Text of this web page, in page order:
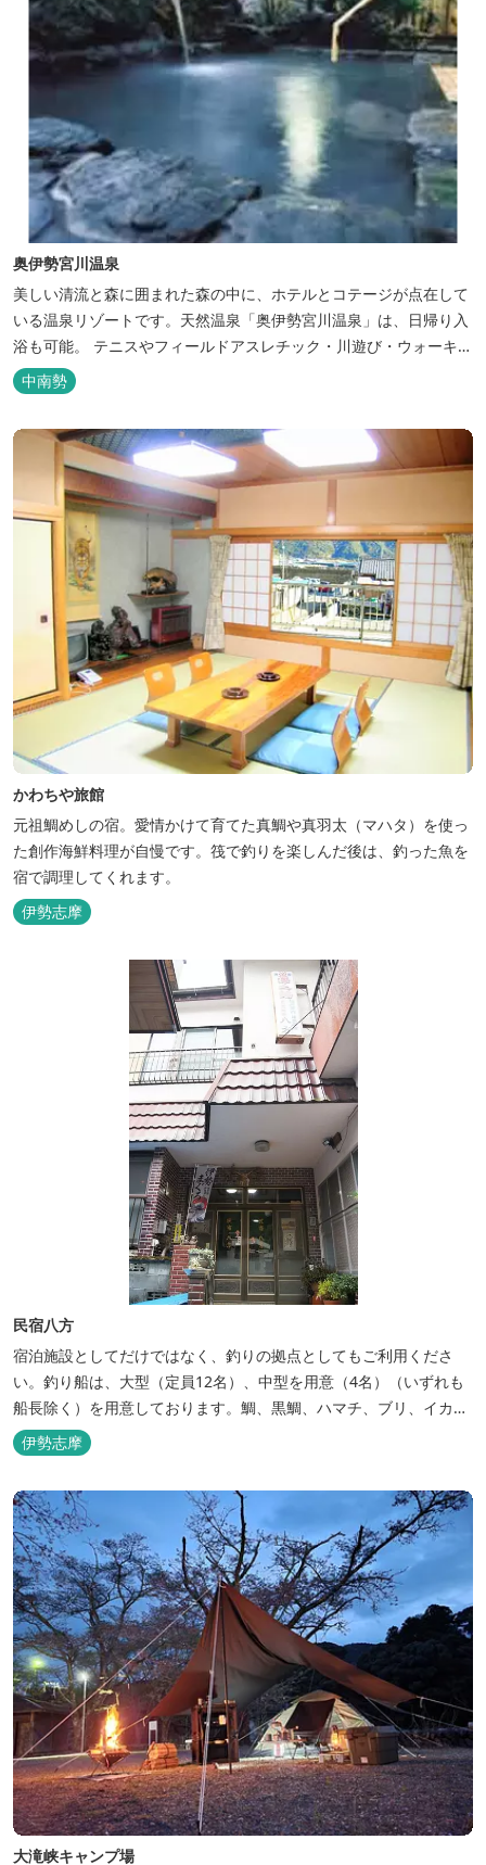
奥伊勢宮川温泉
美しい清流と森に囲まれた森の中に、ホテルとコテージが点在して
いる温泉リゾートです。天然温泉「奥伊勢宮川温泉」は、日帰り入
浴も可能。 テニスやフィールドアスレチック・川遊び・ウォーキン
グ・山登りの後は、岩風呂風の露天風呂と地元産季節の野草を月替
メニューの野草風呂と打たせ湯で思いっきりリフレッシュしてくだ
さい。 森林浴に温泉浴でネイチャーセラピーしませんか。
中南勢
かわちや旅館
元祖鯛めしの宿。愛情かけて育てた真鯛や真羽太（マハタ）を使っ
た創作海鮮料理が自慢です。筏で釣りを楽しんだ後は、釣った魚を
宿で調理してくれます。
伊勢志摩
民宿八方
宿泊施設としてだけではなく、釣りの拠点としてもご利用くださ
い。釣り船は、大型（定員12名）、中型を用意（4名）（いずれも
船長除く）を用意しております。鯛、黒鯛、ハマチ、ブリ、イカ
等、お客様のご要望に合わせた漁場にご案内いたします。当店か
ら、徒歩2分です。
伊勢志摩
大滝峡キャンプ場